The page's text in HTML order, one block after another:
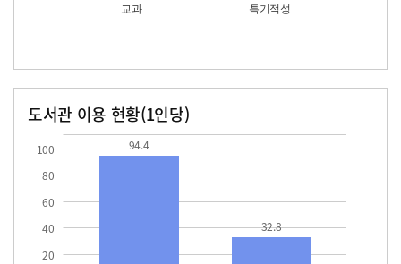
도서관 이용 현황(1인당)
20
40
60
80
100 94.4
32.8